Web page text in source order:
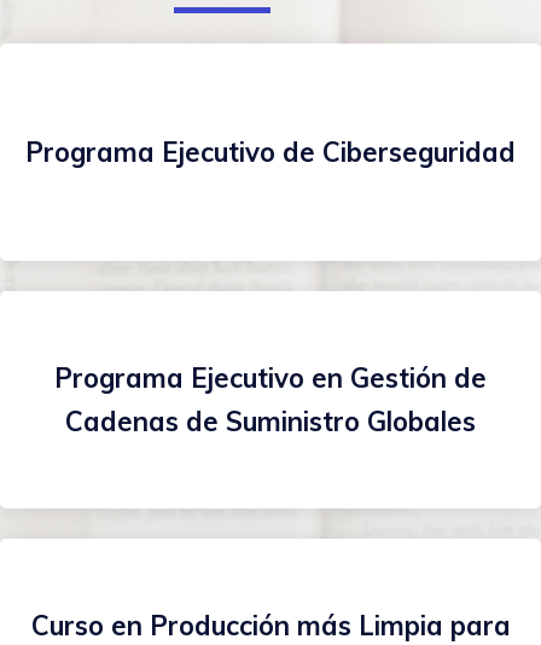
Programa Ejecutivo de Ciberseguridad
Programa Ejecutivo en Gestión de
Cadenas de Suministro Globales
Curso en Producción más Limpia para